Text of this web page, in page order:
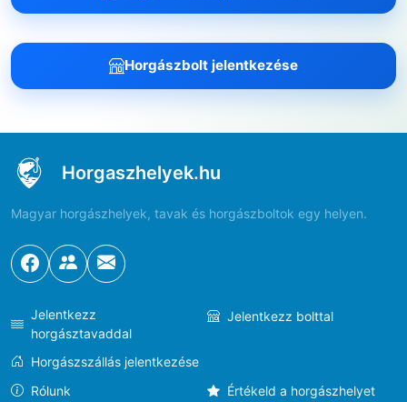
Horgászbolt jelentkezése
Horgaszhelyek.hu
Magyar horgászhelyek, tavak és horgászboltok egy helyen.
Jelentkezz
horgásztavaddal
Jelentkezz bolttal
Horgászszállás jelentkezése
Rólunk
Értékeld a horgászhelyet